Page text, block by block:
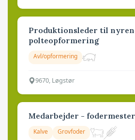
Produktionsleder til
polteopformering
Avl/opformering
9670, Løgstør
Medarbejder - fodermester
Kalve Grovfoder